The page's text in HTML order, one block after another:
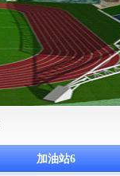
加油站6